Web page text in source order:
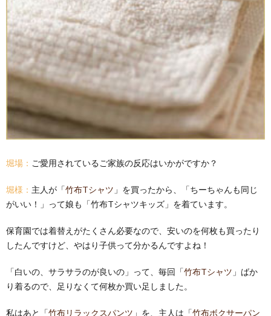
堀場： ご愛用されているご家族の反応はいかがですか？
堀様： 主人が「竹布Tシャツ 」を買ったから、「ちーちゃんも同じ
がいい！」って娘も「竹布Tシャツキッズ」を着ています。
保育園では着替えがたくさん必要なので、安いのを何枚も買ったり
したんですけど、やはり子供って分かるんですよね！
「白いの、サラサラのが良いの」って、毎回「竹布Tシャツ 」ばか
り着るので、足りなくて何枚か買い足しました。
私はあと「竹布リラックスパンツ 」を、主人は「竹布ボクサーパン